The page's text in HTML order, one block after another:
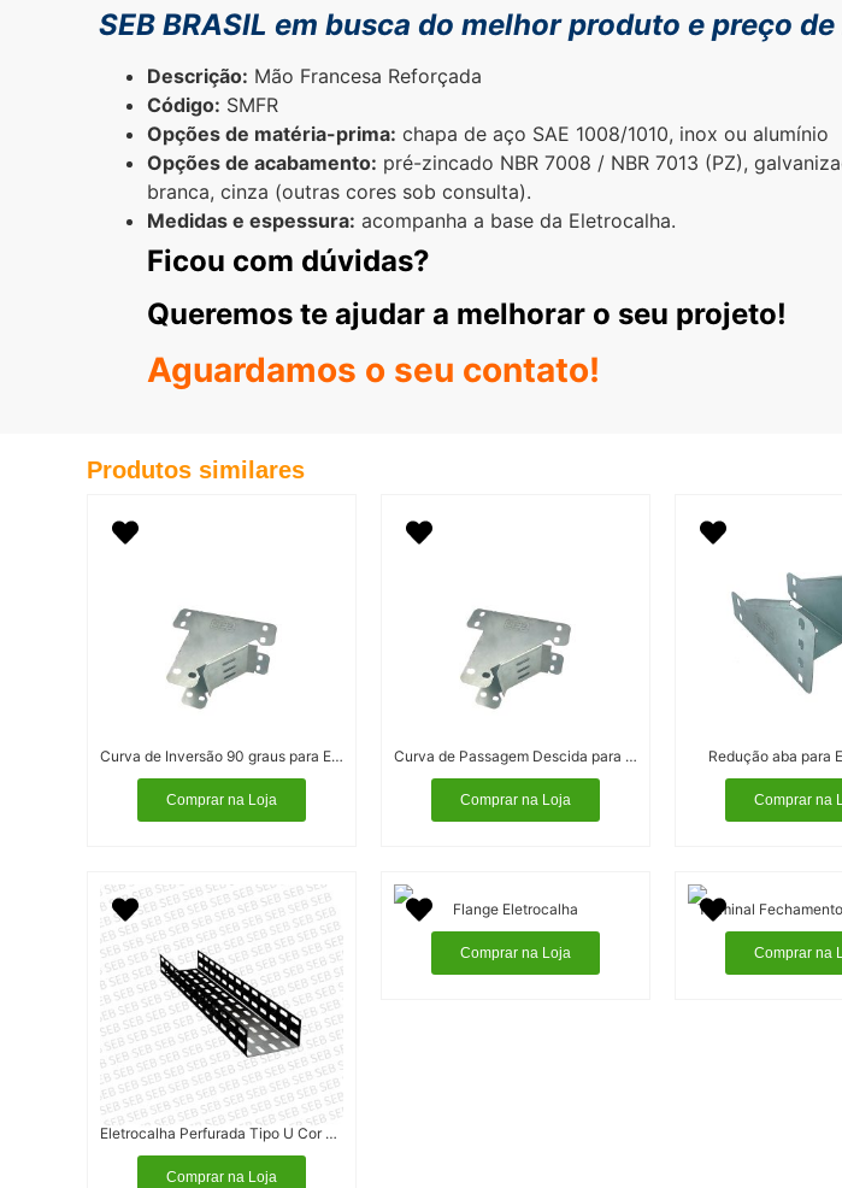
SEB BRASIL em busca do melhorproduto e preço
Descrição: Mão Francesa Reforçada
Código: SMFR
Opções de matéria-prima: chapa de aço SAE 1008/1010, inox ou alumínio
Opções de acabamento: pré-zincado NBR 7008 / NBR 7013 (PZ),
branca, cinza (outras cores sob consulta).
Medidas e espessura: acompanha a base da Eletrocalha.
Ficou com dúvidas?
Queremos te ajudar a melhorar o seu projeto!
Aguardamos o seu contato!
Produtos similares
Curva de Inversão 90 graus para Eletrocalha
Comprar na Loja
Curva de Passagem Descida para Eletrocalha
Comprar na Loja
Redução aba para
Comprar na
Eletrocalha Perfurada Tipo U Cor Preta
Comprar na Loja
Flange Eletrocalha
Comprar na Loja
Terminal
Comprar na